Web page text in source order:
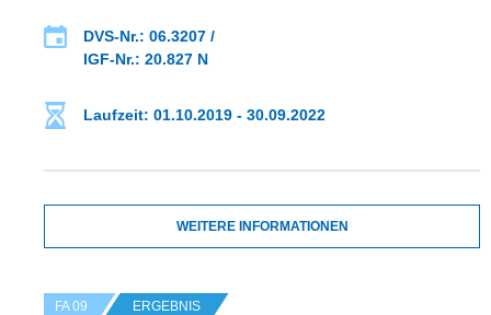
DVS-Nr.: 06.3207 /
IGF-Nr.: 20.827 N
Laufzeit: 01.10.2019 - 30.09.2022
WEITERE INFORMATIONEN
FA 09 ERGEBNIS